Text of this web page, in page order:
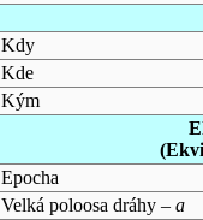
Kdy
Kde
Kým
Epocha
Velká poloosa dráhy – a